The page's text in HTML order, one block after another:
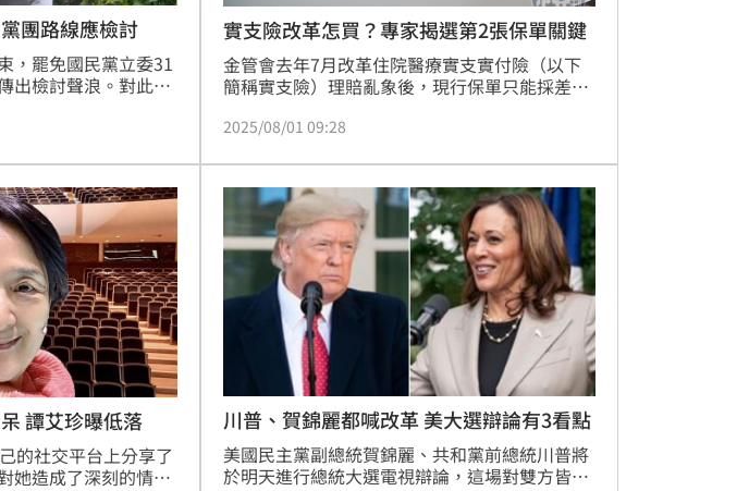
團路線應檢討
，罷免國民黨立委31
出檢討聲浪。對此，
進黨必須要改革，
實支險改革怎買？專家揭選第2張保單關鍵
金管會去年7月改革住院醫療實支實付險（以下
簡稱實支險）理賠亂象後，現行保單只能採差額
費。面對醫療自費的趨勢，如果手上完全沒有實
2025/08/01 09:28
譚艾珍曝低落
的社交平台上分享了
她造成了深刻的情緒
川普、賀錦麗都喊改革 美大選辯論有3看點
美國民主黨副總統賀錦麗、共和黨前總統川普將
於明天進行總統大選電視辯論，這場對雙方皆具